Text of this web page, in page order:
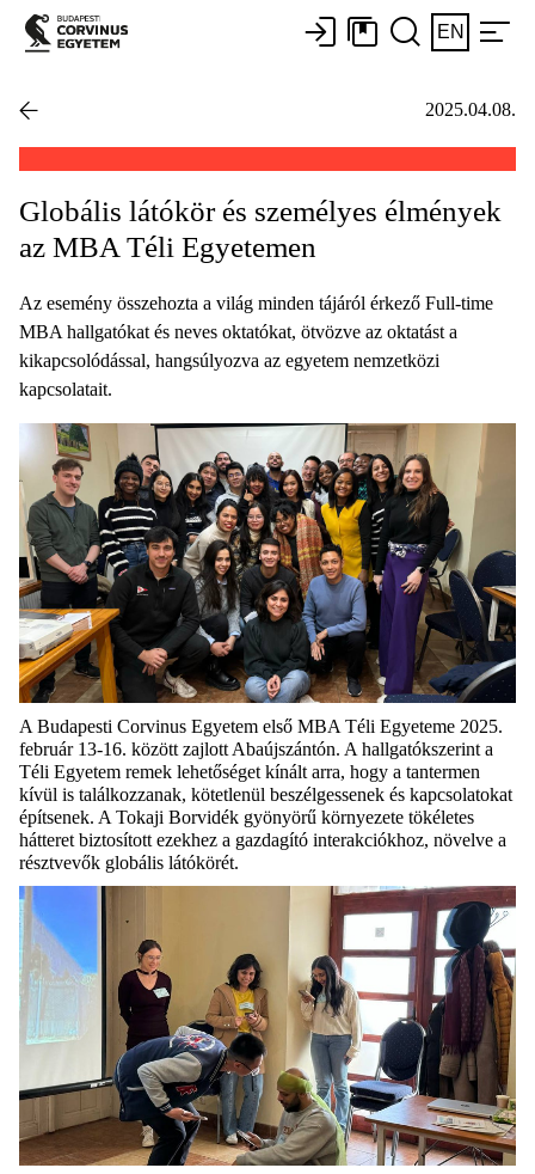
EN
2025.04.08.
Globális látókör és személyes élmények
az MBA Téli Egyetemen
Az esemény összehozta a világ minden tájáról érkező Full-time
MBA hallgatókat és neves oktatókat, ötvözve az oktatást a
kikapcsolódással, hangsúlyozva az egyetem nemzetközi
kapcsolatait.
A Budapesti Corvinus Egyetem első MBA Téli Egyeteme 2025.
február 13-16. között zajlott Abaújszántón. A hallgatókszerint a
Téli Egyetem remek lehetőséget kínált arra, hogy a tantermen
kívül is találkozzanak, kötetlenül beszélgessenek és kapcsolatokat
építsenek. A Tokaji Borvidék gyönyörű környezete tökéletes
hátteret biztosított ezekhez a gazdagító interakciókhoz, növelve a
résztvevők globális látókörét.